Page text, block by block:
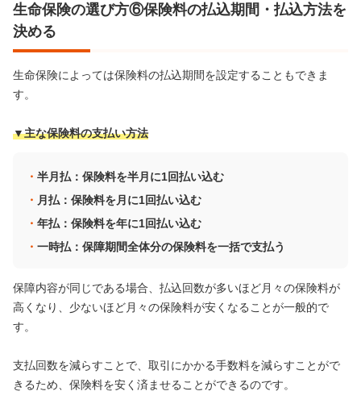
生命保険の選び方⑥保険料の払込期間・払込方法を
決める
生命保険によっては保険料の払込期間を設定することもできま
す。
▼主な保険料の支払い方法
半月払：保険料を半月に1回払い込む
月払：保険料を月に1回払い込む
年払：保険料を年に1回払い込む
一時払：保障期間全体分の保険料を一括で支払う
保障内容が同じである場合、払込回数が多いほど月々の保険料が
高くなり、少ないほど月々の保険料が安くなることが一般的で
す。
支払回数を減らすことで、取引にかかる手数料を減らすことがで
きるため、保険料を安く済ませることができるのです。